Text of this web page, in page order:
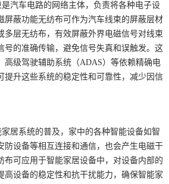
汽车电路的网络主体，负责将各种电子设
屏蔽功能无纺布可作为汽车线束的屏蔽层材
多层无纺布，有效屏蔽外界电磁信号对线束
号的准确传输，避免信号失真和误触发。这
高级驾驶辅助系统（ADAS）等依赖精确电
提升这些系统的稳定性和可靠性，减少因信
居系统的普及，家中的各种智能设备如智
防设备等相互连接和通信，也会产生电磁干
布可应用于智能家居设备中，对设备内部的
高设备的稳定性和抗干扰能力，确保智能家